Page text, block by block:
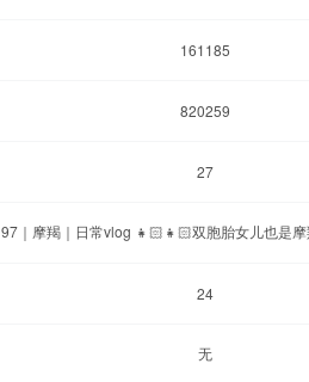
161185
820259
27
97｜摩羯｜日常vlog 👧🏻👧🏻双胞胎女儿也是
24
无